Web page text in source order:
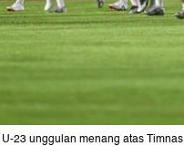
23 unggulan menang atas